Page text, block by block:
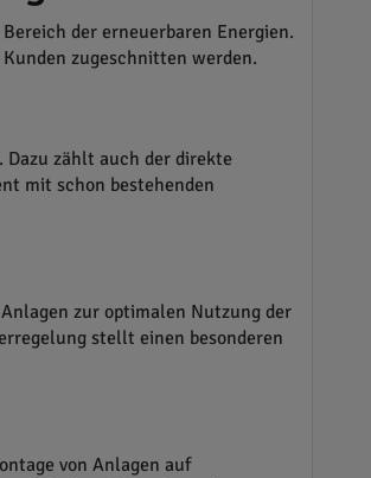
der erneuerbaren Energien.
zugeschnitten werden.
zählt auch der direkte
mit schon bestehenden
zur optimalen Nutzung der
stellt einen besonderen
von Anlagen auf